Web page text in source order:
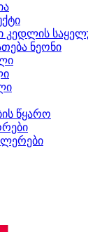
კედლის
ნეონი
წყარო